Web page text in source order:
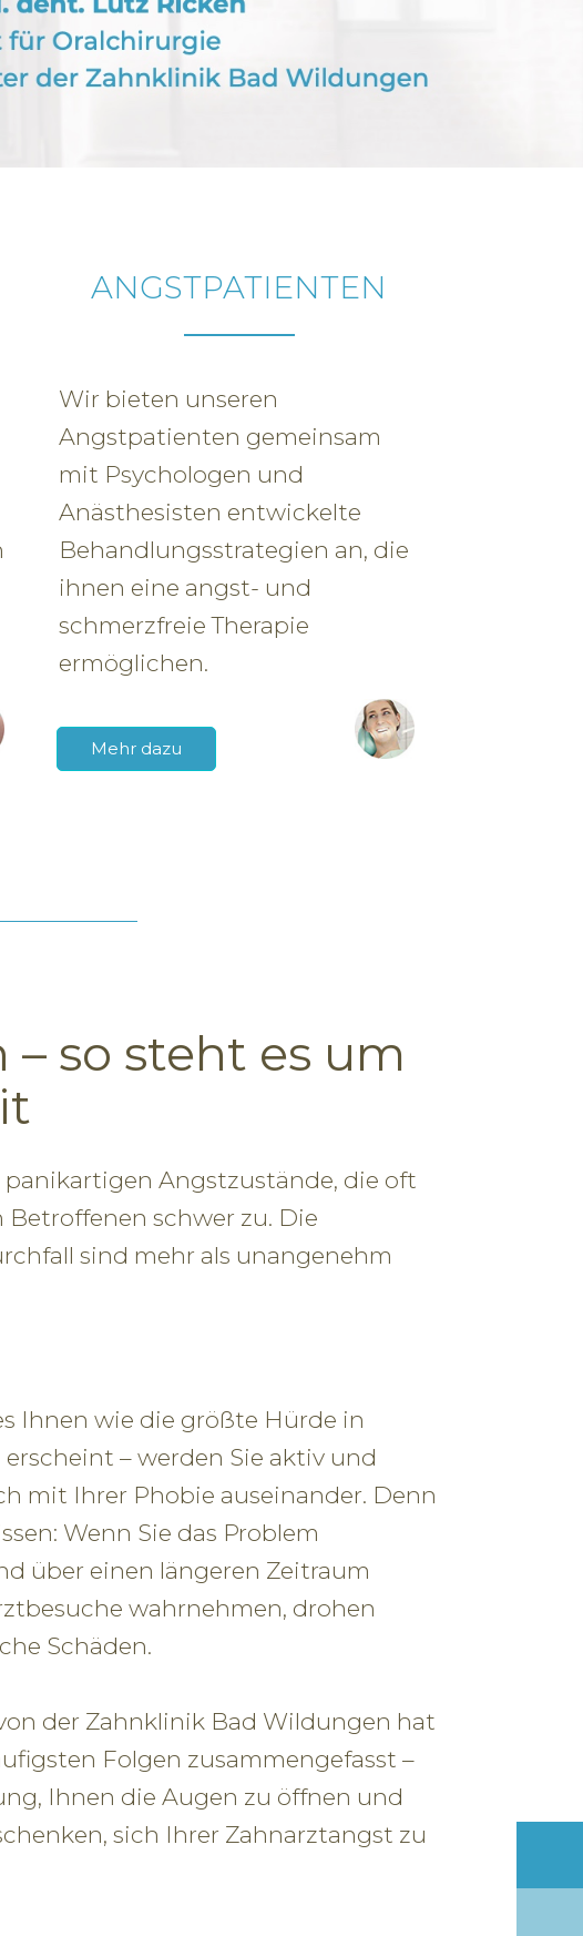
ANGSTPATIENTEN
Wir bieten unseren
Angstpatienten gemeinsam
mit Psychologen und
Anästhesisten entwickelte
Behandlungsstrategien an, die
ihnen eine angst- und
schmerzfreie Therapie
ermöglichen.
Mehr dazu
so steht es um
Angstzustände, die oft
schwer zu. Die
sind mehr als unangenehm
Ihnen wie die größte Hürde in
– werden Sie aktiv und
mit Ihrer Phobie auseinander. Denn
Wenn Sie das Problem
über einen längeren Zeitraum
wahrnehmen, drohen
Schäden.
der Zahnklinik Bad Wildungen hat
Folgen zusammengefasst –
Ihnen die Augen zu öffnen und
sich Ihrer Zahnarztangst zu